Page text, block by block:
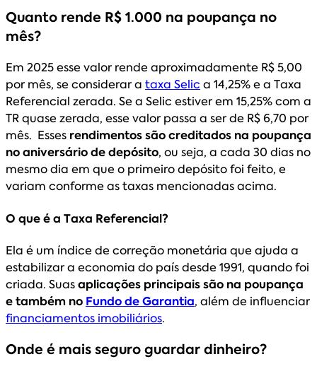
Quanto rende R$ 1.000 na poupança no
mês?
Em 2025 esse valor rende aproximadamente R$ 5,00
por mês, se considerar a taxa Selic a 14,25% e a Taxa
Referencial zerada. Se a Selic estiver em 15,25% com a
TR quase zerada, esse valor passa a ser de R$ 6,70 por
mês. Esses rendimentos são creditados na poupança
no aniversário de depósito, ou seja, a cada 30 dias no
mesmo dia em que o primeiro depósito foi feito, e
variam conforme as taxas mencionadas acima.
O que é a Taxa Referencial?
Ela é um índice de correção monetária que ajuda a
estabilizar a economia do país desde 1991, quando foi
criada. Suasaplicações principais são na poupança
e também no Fundo de Garantia, além de influenciar
financiamentos imobiliários.
Onde é mais seguro guardar dinheiro?